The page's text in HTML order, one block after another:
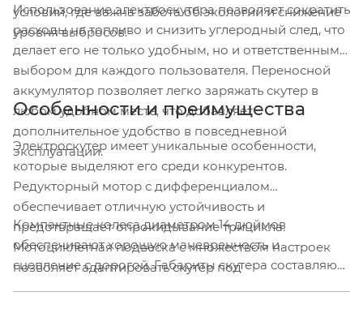
условий, где важна забота об экологии и снижение
уровня выбросов.
Использование электроскутера позволяет сократить
расходы на топливо и снизить углеродный след, что
делает его не только удобным, но и ответственным
выбором для каждого пользователя. Переносной
аккумулятор позволяет легко заряжать скутер в
любом удобном месте, что добавляет
дополнительное удобство в повседневной
эксплуатации.
Особенности и преимущества
Электроскутер имеет уникальные особенности,
которые выделяют его среди конкурентов.
Редукторный мотор с дифференциалом
обеспечивает отличную устойчивость и
предотвращает опрокидывание трицикла.
Мотоциклетная подвеска с множеством настроек
позволяет адаптировать скутер под
Компактные колеса диаметром 14 дюймов
обеспечивают хорошую маневренность и
сцепление с дорогой. Габариты скутера составляют